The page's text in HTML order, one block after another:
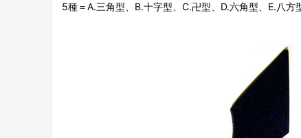
5種＝A.三角型、B.十字型、C.卍型、D.六角型、E.八方